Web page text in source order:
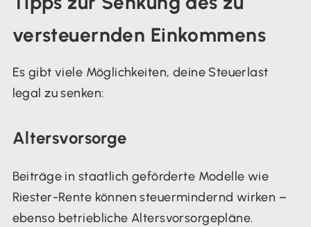
versteuernden Einkommens
Es gibt viele Möglichkeiten, deine Steuerlast
legal zu senken:
Altersvorsorge
Beiträge in staatlich geförderte Modelle wie
Riester-Rente können steuermindernd wirken –
ebenso betriebliche Altersvorsorgepläne.